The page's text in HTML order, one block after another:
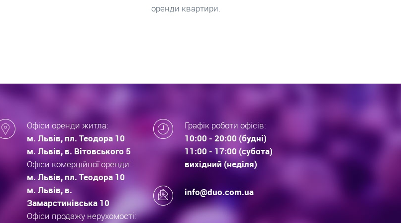
новобудов. Що купують Львів’яни та
Офіси оренди житла:
м. Львів, пл. Теодора 10
м. Львів, в. Вітовського 5
Офіси комерційної оренди:
м. Львів, пл. Теодора 10
м. Львів, в.
Замарстинівська 10
Офіси продажу нерухомості:
Графік роботи офісів:
10:00 - 20:00 (будні)
11:00 - 17:00 (субота)
вихідний (неділя)
info@duo.com.ua